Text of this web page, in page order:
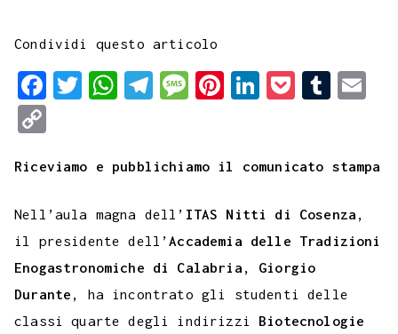
Condividi questo articolo
F
e
o
o
k
T
t
e
r
W
t
A
p
T
e
r
a
m
M
s
g
e
P
t
r
e
t
L
k
d
I
n
k
t
T
b
r
i
p
y
L
i
n
k
Riceviamo e pubblichiamo il comunicato stampa
Nell’aula magna dell’ ITAS Nitti di Cosenza ,
il presidente dell’Accademia delle Tradizioni
Enogastronomiche di Calabria , Giorgio
Durante , ha incontrato gli studenti delle
classi quarte degli indirizzi Biotecnologie